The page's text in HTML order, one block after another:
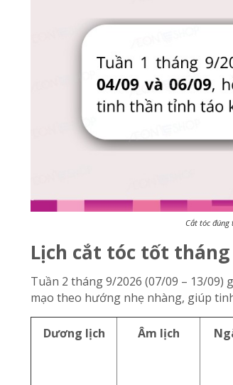
Cắt tóc đúng
Lịch cắt tóc tốt tháng
Tuần 2 tháng 9/2026 (07/09 – 13/09)
mạo theo hướng nhẹ nhàng, giúp
Dương lịch Âm lịch